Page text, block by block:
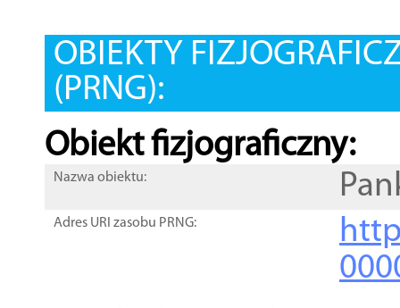
OBIEKTY
(PRNG):
Obiekt fizjograficzny:
Nazwa obiektu:
Adres URI zasobu PRNG: